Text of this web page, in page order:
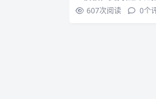
作为 …
607次阅读 0个